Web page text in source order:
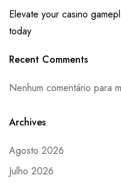
Elevate your casino
today
Recent Comments
Nenhum comentário para
Archives
Agosto 2026
Julho 2026